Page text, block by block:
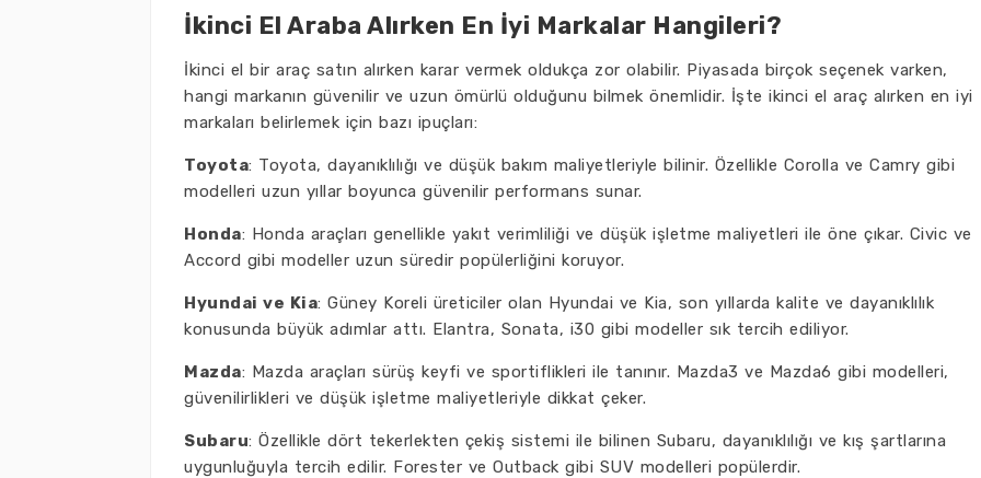
İkinci El Araba Alırken En İyi Markalar Hangileri?
İkinci el bir araç satın alırken karar vermek oldukça zor olabilir. Piyasada birçok seçenek varken,
hangi markanın güvenilir ve uzun ömürlü olduğunu bilmek önemlidir. İşte ikinci el araç alırken en iyi
markaları belirlemek için bazı ipuçları:
Toyota: Toyota, dayanıklılığı ve düşük bakım maliyetleriyle bilinir. Özellikle Corolla ve Camry gibi
modelleri uzun yıllar boyunca güvenilir performans sunar.
Honda: Honda araçları genellikle yakıt verimliliği ve düşük işletme maliyetleri ile öne çıkar. Civic ve
Accord gibi modeller uzun süredir popülerliğini koruyor.
Hyundai ve Kia: Güney Koreli üreticiler olan Hyundai ve Kia, son yıllarda kalite ve dayanıklılık
konusunda büyük adımlar attı. Elantra, Sonata, i30 gibi modeller sık tercih ediliyor.
Mazda: Mazda araçları sürüş keyfi ve sportiflikleri ile tanınır. Mazda3 ve Mazda6 gibi modelleri,
güvenilirlikleri ve düşük işletme maliyetleriyle dikkat çeker.
Subaru: Özellikle dört tekerlekten çekiş sistemi ile bilinen Subaru, dayanıklılığı ve kış şartlarına
uygunluğuyla tercih edilir. Forester ve Outback gibi SUV modelleri popülerdir.